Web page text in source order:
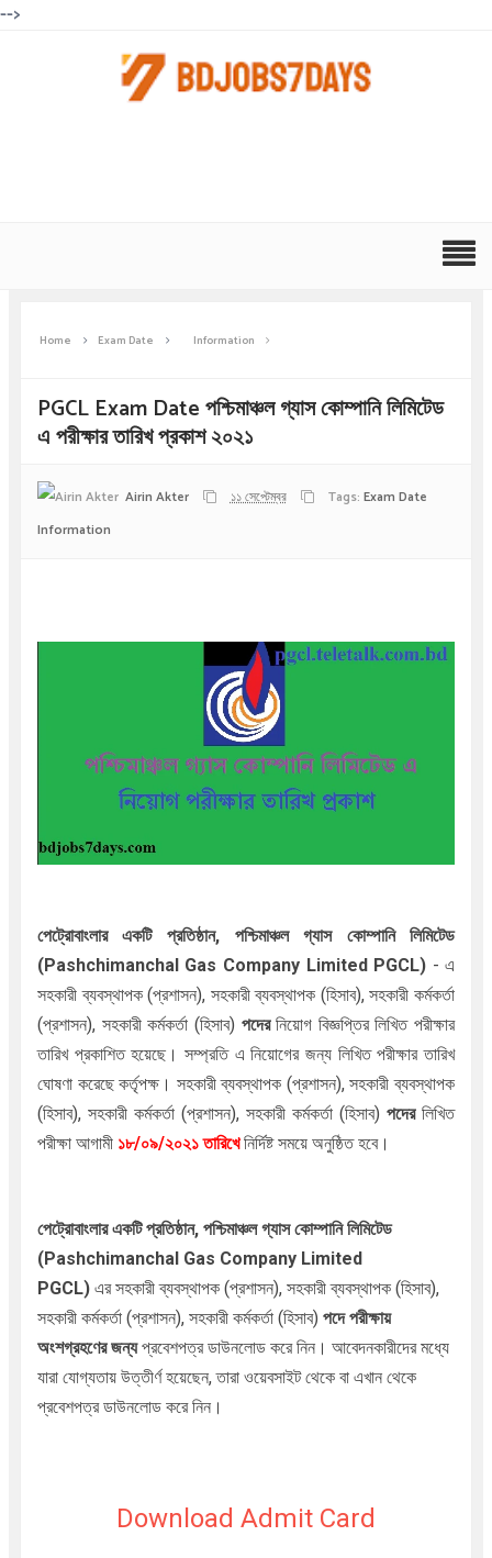
-->
Home Exam Date Information
PGCL Exam Date পশ্চিমাঞ্চল গ্যাস কোম্পানি লিমিটেড
এ পরীক্ষার তারিখ প্রকাশ ২০২১
Airin Akter ১১ সেপ্টেম্বর Tags: Exam Date
Information
পেট্রোবাংলার একটি প্রতিষ্ঠান, পশ্চিমাঞ্চল গ্যাস কোম্পানি লিমিটেড
(Pashchimanchal Gas Company Limited PGCL) - এ
সহকারী ব্যবস্থাপক (প্রশাসন), সহকারী ব্যবস্থাপক (হিসাব), সহকারী কর্মকর্তা
(প্রশাসন), সহকারী কর্মকর্তা (হিসাব) পদেরনিয়োগ বিজ্ঞপ্তির লিখিতপরীক্ষার
তারিখ প্রকাশিত হয়েছে। সম্প্রতি এ নিয়োগের জন্য লিখিত পরীক্ষার তারিখ
ঘোষণা করেছে কর্তৃপক্ষ। সহকারী ব্যবস্থাপক (প্রশাসন), সহকারী ব্যবস্থাপক
(হিসাব), সহকারী কর্মকর্তা (প্রশাসন), সহকারী কর্মকর্তা (হিসাব)পদেরলিখিত
পরীক্ষা আগামী ১৮/০৯/২০২১ তারিখেনির্দিষ্ট সময়ে অনুষ্ঠিত হবে।
পেট্রোবাংলার একটি প্রতিষ্ঠান, পশ্চিমাঞ্চল গ্যাস কোম্পানি লিমিটেড
(Pashchimanchal Gas Company Limited
PGCL) এর সহকারী ব্যবস্থাপক (প্রশাসন), সহকারী ব্যবস্থাপক (হিসাব),
সহকারী কর্মকর্তা (প্রশাসন), সহকারী কর্মকর্তা (হিসাব) পদে পরীক্ষায়
অংশগ্রহণের জন্যপ্রবেশপত্র ডাউনলোড করে নিন। আবেদনকারীদের মধ্যে
যারা যোগ্যতায় উত্তীর্ণ হয়েছেন, তারা ওয়েবসাইট থেকে বা এখান থেকে
প্রবেশপত্র ডাউনলোড করে নিন।
Download Admit Card